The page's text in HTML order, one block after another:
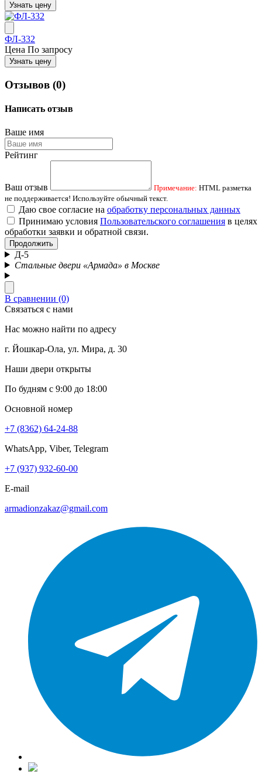
Узнать цену
ФЛ-332
Цена По запросу
Узнать цену
Отзывов (0)
Написать отзыв
Ваше имя
Рейтинг
Ваш отзыв Примечание: HTML разметка
не поддерживается! Используйте обычный текст.
Даю свое согласие на обработку персональных данных
Принимаю условия Пользовательского соглашения в целях
обработки заявки и обратной связи.
Продолжить
Д-5
Стальные двери «Армада» в Москве
В сравнении (0)
Связаться с нами
Нас можно найти по адресу
г. Йошкар-Ола, ул. Мира, д. 30
Наши двери открыты
По будням с 9:00 до 18:00
Основной номер
+7 (8362) 64-24-88
WhatsApp, Viber, Telegram
+7 (937) 932-60-00
E-mail
armadionzakaz@gmail.com